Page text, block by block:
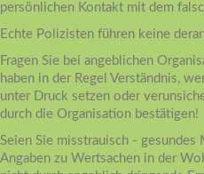
persönlichen Kontakt mit dem
Echte Polizisten führen keine
Fragen Sie bei angeblichen
haben in der Regel Verständnis,
unter Druck setzen oder
durch die Organisation bestätigen!
Seien Sie misstrauisch -
Angaben zu Wertsachen in der